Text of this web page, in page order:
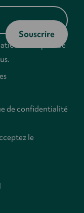
de la part de
de confidentialité
le